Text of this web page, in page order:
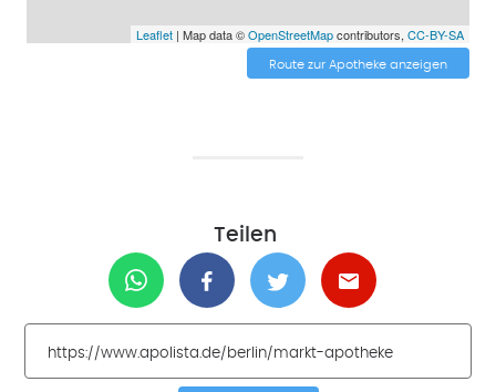
Leaflet| Map data ©OpenStreetMapcontributors, CC-BY-SA
Route zur Apotheke anzeigen
Teilen